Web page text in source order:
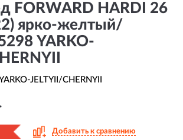
FORWARD HARDI 26
ярко-желтый/
YARKO-
JELTYII/CHERNYII
Добавить к сравнению